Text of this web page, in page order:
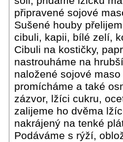
připravené sojové
Sušené houby
cibuli, kapii, bílé zelí,
Cibuli na kostičky,
nastrouháme na
naložené sojové
promícháme a také
zázvor, lžíci cukru,
zalijeme ho dvěma
nakrájený na tenké
Podáváme s rýží,